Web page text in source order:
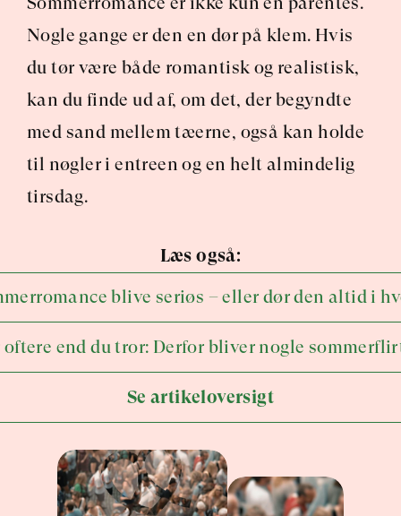
Nogle gange er den en dør på klem. Hvis
du tør være både romantisk og realistisk,
kan du finde ud af, om det, der begyndte
med sand mellem tæerne, også kan holde
til nøgler i entreen og en helt almindelig
tirsdag.
Læs også:
blive seriøs – eller dør den altid i
end du tror: Derfor bliver nogle
Se artikeloversigt